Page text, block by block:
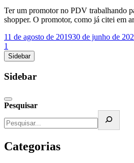
Ter um promotor no PDV trabalhando
shopper. O promotor, como já citei em
11 de agosto de 201930 de junho de
1
Sidebar
Sidebar
Pesquisar
Categorias